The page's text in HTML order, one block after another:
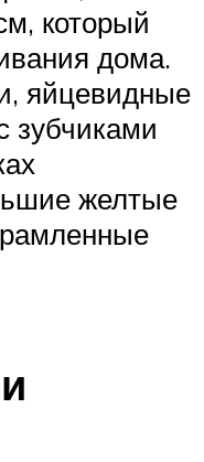
который
дома.
яйцевидные
зубчиками
желтые